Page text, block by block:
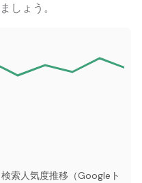
しょう。
索人気度推移（Googleト